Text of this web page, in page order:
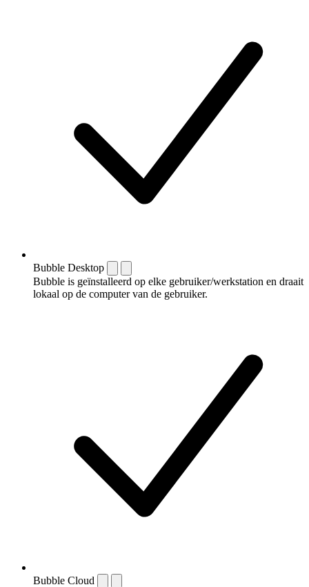
Bubble Desktop
Bubble is geïnstalleerd op elke gebruiker/werkstation en draait
lokaal op de computer van de gebruiker.
Bubble Cloud